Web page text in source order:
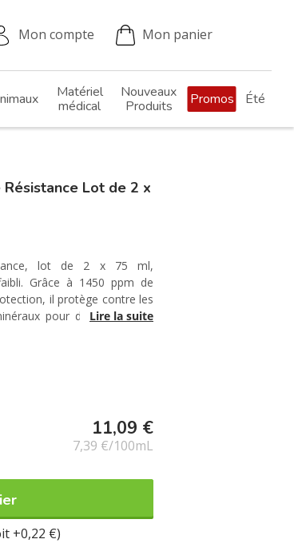
Mon compte Mon panier
Matériel
médical
Nouveaux
Produits
Promos Été
Lot de 2 x
lot de 2 x 75 ml,
Grâce à 1450 ppm de
il protège contre les
pour des dents plus
Lire la suite
11,09 €
7,39 €/100mL
+0,22 €)